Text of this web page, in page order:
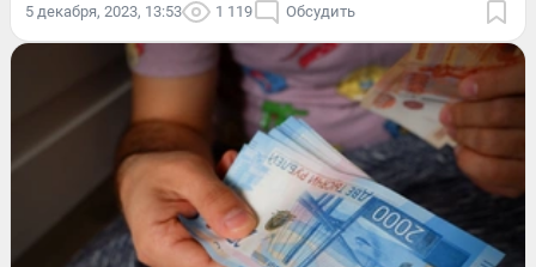
5 декабря, 2023, 13:53 1 119 Обсудить